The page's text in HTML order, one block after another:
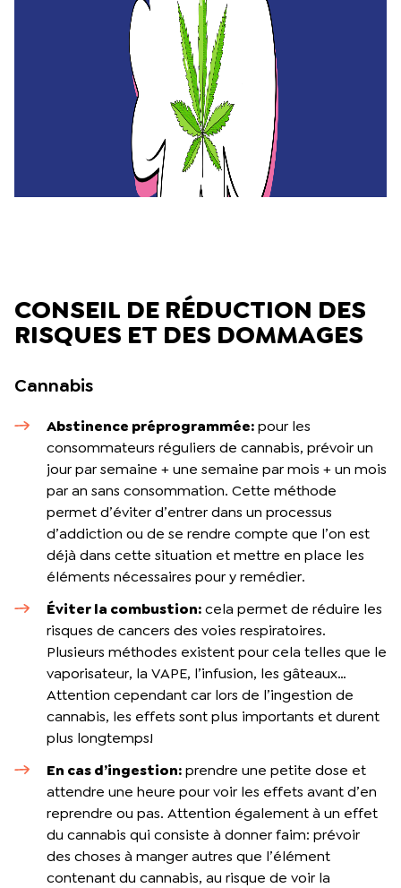
CONSEIL DE RÉDUCTION DES
RISQUES ET DES DOMMAGES
Cannabis
Abstinence préprogrammée:pour les
consommateurs réguliers de cannabis, prévoir un
jour par semaine + une semaine par mois + un mois
par an sans consommation. Cette méthode
permet d’éviter d’entrer dans un processus
d’addiction ou de se rendre compte que l’on est
déjà dans cette situation et mettre en place les
éléments nécessaires pour y remédier.
Éviter la combustion:cela permet de réduire les
risques de cancers des voies respiratoires.
Plusieurs méthodes existent pour cela telles que le
vaporisateur, la VAPE, l’infusion, les gâteaux…
Attention cependant car lors de l’ingestion de
cannabis, les effets sont plus importants et durent
plus longtemps!
En cas d’ingestion:prendre une petite dose et
attendre une heure pour voir les effets avant d’en
reprendre ou pas. Attention également à un effet
du cannabis qui consiste à donner faim: prévoir
des choses à manger autres que l’élément
contenant du cannabis, au risque de voir la